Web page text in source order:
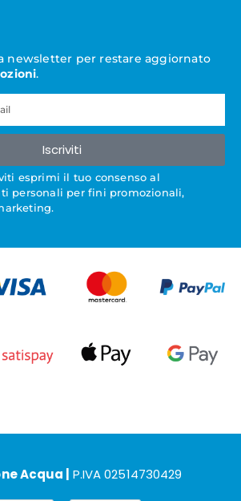
newsletter per restare aggiornato
.
Iscriviti
esprimi il tuo consenso al
personali per fini promozionali,
Acqua | P.IVA 02514730429